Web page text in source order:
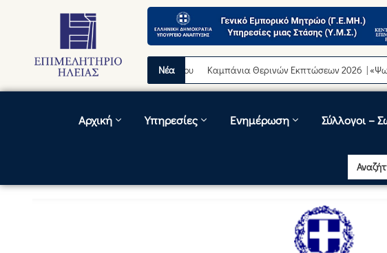
Νέα Καμπάνια Θερινών Εκπτώσεων 2026 |
Αρχική Υπηρεσίες Ενημέρωση Σύλλογοι –
Search
for: